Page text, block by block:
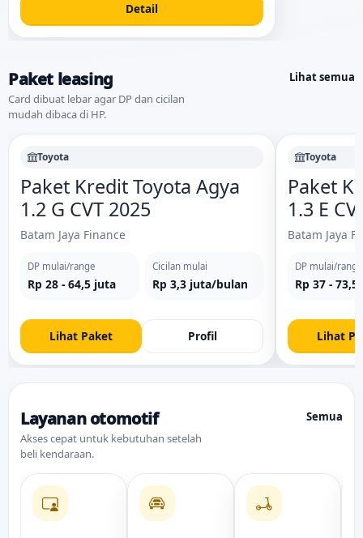
Detail
Paket leasing
Card dibuat lebar agar DP dan cicilan
mudah dibaca di HP.
Lihat semua
Toyota
Paket Kredit Toyota Agya
1.2 G CVT 2025
Batam Jaya Finance
DP mulai/range
Rp 28 - 64,5 juta
Cicilan mulai
Rp 3,3 juta/bulan
Lihat Paket Profil
Toyota
Paket
1.3 E
Batam Jaya
DP mulai/range
Rp 37 -
Lihat
Layanan otomotif
Akses cepat untuk kebutuhan setelah
beli kendaraan.
Semua